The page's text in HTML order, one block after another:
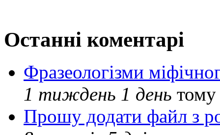
Останні коментарі
Фразеологізми
1 тиждень 1 день тому
Прошу додати файл з